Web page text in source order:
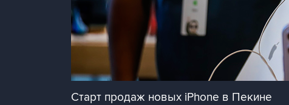
Старт продаж новых iPhone в Пекине